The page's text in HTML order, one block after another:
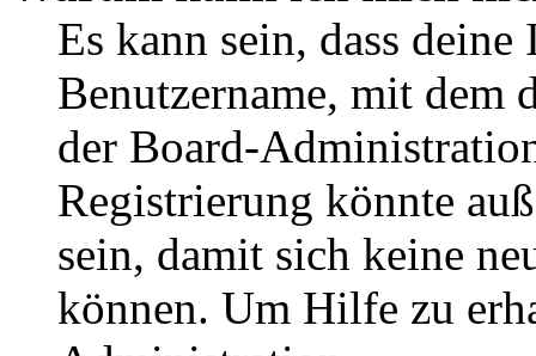
Es kann sein, dass
Benutzername, mit dem
der Board-
Registrierung könnte
sein, damit sich keine
können. Um Hilfe zu